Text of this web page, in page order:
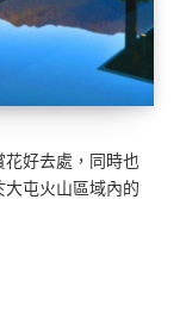
花好去處，同時也
屯火山區域內的